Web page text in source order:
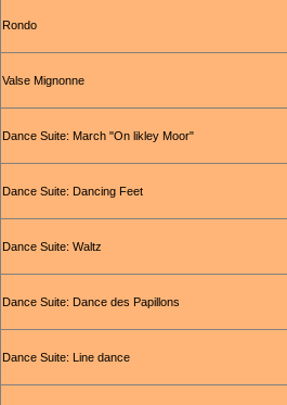
Rondo
Valse Mignonne
Dance Suite: March "On likley Moor"
Dance Suite: Dancing Feet
Dance Suite: Waltz
Dance Suite: Dance des Papillons
Dance Suite: Line dance